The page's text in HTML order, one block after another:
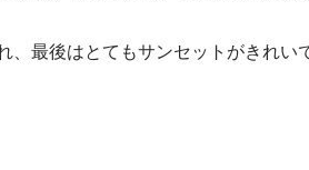
最後はとてもサンセットがきれい